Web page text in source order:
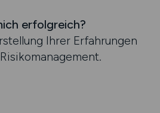
erfolgreich?
Ihrer Erfahrungen